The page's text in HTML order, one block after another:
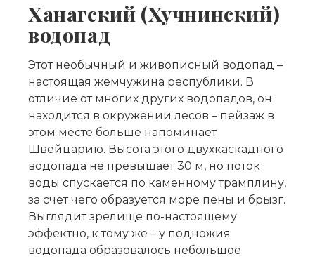
Ханагский (Хучнинский)
водопад
Этот необычный и живописный водопад –
настоящая жемчужина республики. В
отличие от многих других водопадов, он
находится в окружении лесов – пейзаж в
этом месте больше напоминает
Швейцарию. Высота этого двухкаскадного
водопада не превышает 30 м, но поток
воды спускается по каменному трамплину,
за счет чего образуется море пены и брызг.
Выглядит зрелище по-настоящему
эффектно, к тому же – у подножия
водопада образовалось небольшое